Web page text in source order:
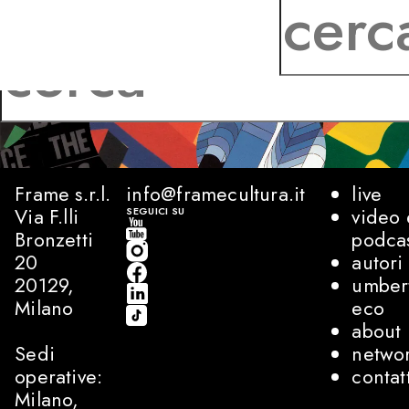
Frame s.r.l.
Via F.lli
Bronzetti
20
20129,
Milano
Sedi
operative:
Milano,
info@framecultura.it
SEGUICI SU
live
video
autori
eco
about